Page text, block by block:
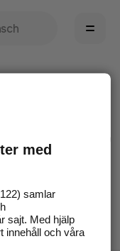
avhjälpa det.
och försök igen
med
samlar
sajt. Med hjälp
innehåll och våra